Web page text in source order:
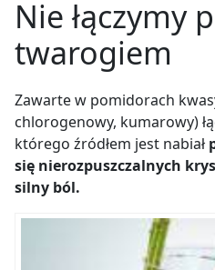
Nie łączymy
twarogiem
Zawarte w pomidorach
chlorogenowy, kumarowy)
którego źródłem jest nabiał
się nierozpuszczalnych
silny ból.